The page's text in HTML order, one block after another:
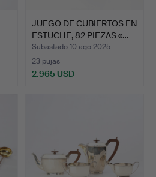
JUEGO DE CUBIERTOS EN
ESTUCHE, 82 PIEZAS «…
Subastado 10 ago 2025
23 pujas
2.965 USD